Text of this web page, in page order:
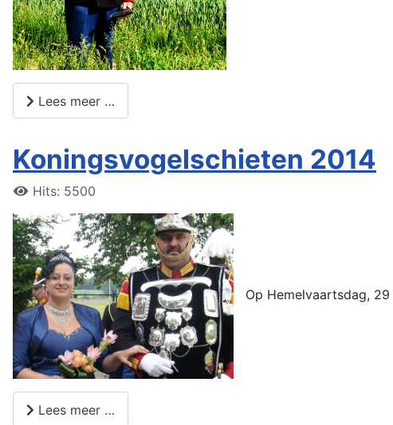
Lees meer …
Koningsvogelschieten 2014
Hits: 5500
Op Hemelvaartsdag,
Lees meer …